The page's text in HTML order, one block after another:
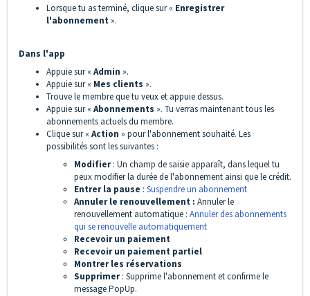
Lorsque tu as terminé, clique sur « Enregistrer
l'abonnement ».
Dans l'app
Appuie sur « Admin ».
Appuie sur « Mes clients ».
Trouve le membre que tu veux et appuie dessus.
Appuie sur « Abonnements ». Tu verras maintenant tous les
abonnements actuels du membre.
Clique sur « Action » pour l'abonnement souhaité. Les
possibilités sont les suivantes :
Modifier: Un champ de saisie apparaît, dans lequel tu
peux modifier la durée de l'abonnement ainsi que le crédit.
Entrer la pause : Suspendre un abonnement
Annuler le renouvellement : Annuler le
renouvellement automatique : Annuler des abonnements
qui se renouvelle automatiquement
Recevoir un paiement
Recevoir un paiement partiel
Montrer les réservations
Supprimer: Supprime l'abonnement et confirme le
message PopUp.